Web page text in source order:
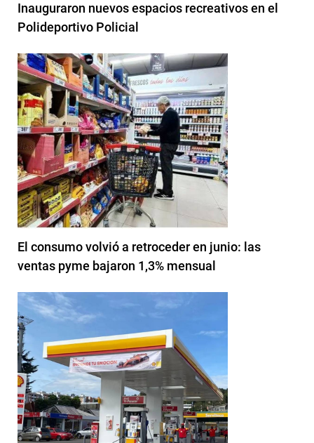
Inauguraron nuevos espacios recreativos en el
Polideportivo Policial
El consumo volvió a retroceder en junio: las
ventas pyme bajaron 1,3% mensual